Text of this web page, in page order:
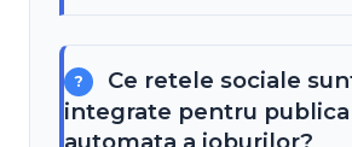
Ce retele sociale
integrate pentru